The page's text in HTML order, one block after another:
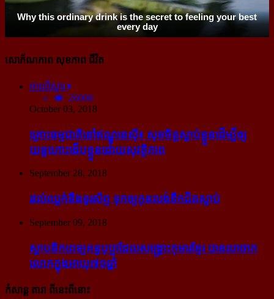
សោភ័ណភាព សុខភាព ជីវិត
អានពិស្ដារ
26008
October 03, 2018
គ្រោះធម្មជាតិនៅឥណ្ឌូនេស៊ី៖ សុខចិត្ត​ស្លាប់​ខ្លួន​ដើម្បី​ឲ្យ​
យន្ដហោះ​ងើប​ខ្លួន​ដោយ​សុវត្ថិភាព
September 28, 2018
រវល់​ឈ្លក់​នឹង​ទូរស័ព្ទ ទុក​ឲ្យ​កូន​លង់​ទឹក​ជិត​ស្លាប់
September 09, 2018
ស្ថាបនិក​ពេទ្យ​គន្ធបុប្ផា​ដែល​សង្គ្រោះ​កុមារ​ខ្មែរ​ បាន​លាចាក​
លោក​ក្នុង​អាយុ​៧១ឆ្នាំ
កំសាន្ដ តារា ពីនេះពីនោះ